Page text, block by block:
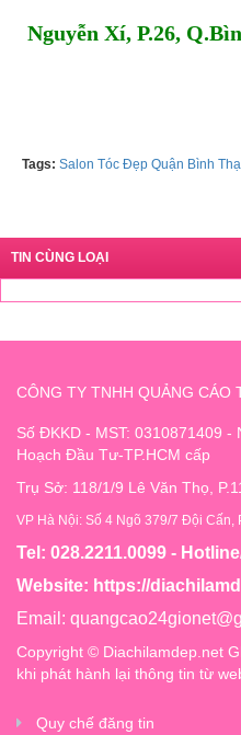
Nguyễn Xí, P.26,
Tags: Salon Tóc Đẹp Quận Bình
TIN CÙNG LOẠI
CÔNG TY TNHH QUẢNG CÁO
Số ĐKKD - MST: 0310871409 -
Hoạch Đầu Tư-TP.HCM cấp
Trụ Sở: 118/1/9 Lê Văn Thọ,
VP Hà Nội: Số 4 Ngõ 379/7 Đội Cấn,
Tel: 028.2211.0099 -
Website: https://
Email:
Copyright © Diachilamdep.net
khi phát hành lại thông tin từ
Quy chế đăng tin